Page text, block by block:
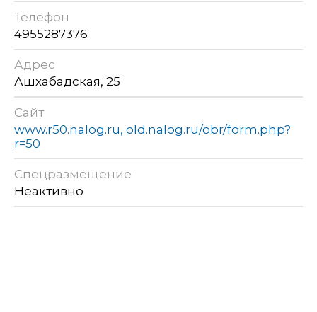
Телефон
4955287376
Адрес
Ашхабадская, 25
Сайт
www.r50.nalog.ru, old.nalog.ru/obr/form.php?
r=50
Спецразмещение
Неактивно